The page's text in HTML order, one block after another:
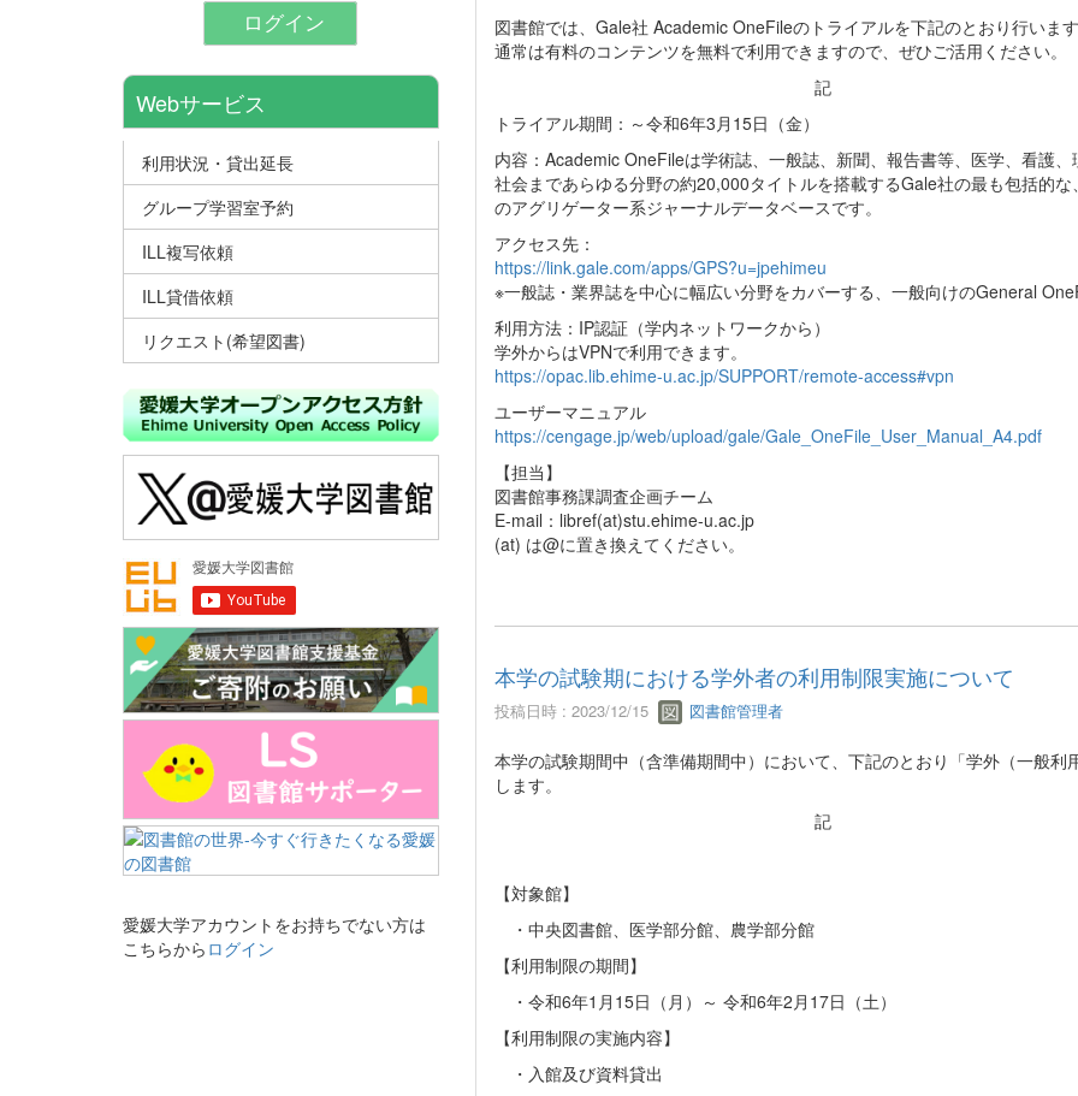
図書館では、Gale社 Academic OneFileのトライアルを下記のとおり行いま
通常は有料のコンテンツを無料で利用できますので、ぜひご活用ください。
記
トライアル期間：～令和6年3月15日（金）
内容：Academic OneFileは学術誌、一般誌、新聞、報告書等、医学、看護、
社会まであらゆる分野の約20,000タイトルを搭載するGale社の最も包括的な
のアグリゲーター系ジャーナルデータベースです。
アクセス先：
https://link.gale.com/apps/GPS?u=jpehimeu
※一般誌・業界誌を中心に幅広い分野をカバーする、一般向けのGeneral
利用方法：IP認証（学内ネットワークから）
学外からはVPNで利用できます。
https://opac.lib.ehime-u.ac.jp/SUPPORT/remote-access#vpn
ユーザーマニュアル
https://cengage.jp/web/upload/gale/Gale_OneFile_User_Manual_A4.pdf
【担当】
図書館事務課調査企画チーム
E-mail：libref(at)stu.ehime-u.ac.jp
(at) は@に置き換えてください。
本学の試験期における学外者の利用制限実施について
投稿日時 : 2023/12/15 図書館管理者
本学の試験期間中（含準備期間中）において、下記のとおり「学外（一般
します。
記
【対象館】
・中央図書館、医学部分館、農学部分館
【利用制限の期間】
・令和6年1月15日（月）～ 令和6年2月17日（土）
【利用制限の実施内容】
・入館及び資料貸出
ログイン
Webサービス
利用状況・貸出延長
グループ学習室予約
ILL複写依頼
ILL貸借依頼
リクエスト(希望図書)
愛媛大学アカウントをお持ちでない方は
こちらから ログイン